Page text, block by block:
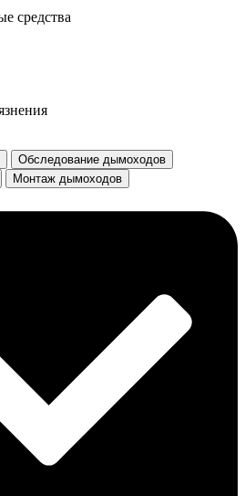
средства
Обследование дымоходов
Монтаж дымоходов